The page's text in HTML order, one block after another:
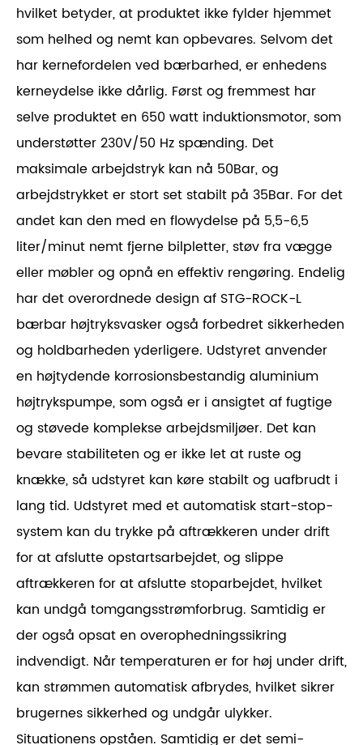
hvilket betyder, at produktet ikke fylder hjemmet
som helhed og nemt kan opbevares. Selvom det
har kernefordelen ved bærbarhed, er enhedens
kerneydelse ikke dårlig. Først og fremmest har
selve produktet en 650 watt induktionsmotor, som
understøtter 230V/50 Hz spænding. Det
maksimale arbejdstryk kan nå 50Bar, og
arbejdstrykket er stort set stabilt på 35Bar. For det
andet kan den med en flowydelse på 5,5-6,5
liter/minut nemt fjerne bilpletter, støv fra vægge
eller møbler og opnå en effektiv rengøring. Endelig
har det overordnede design af STG-ROCK-L
bærbar højtryksvasker også forbedret sikkerheden
og holdbarheden yderligere. Udstyret anvender
en højtydende korrosionsbestandig aluminium
højtrykspumpe, som også er i ansigtet af fugtige
og støvede komplekse arbejdsmiljøer. Det kan
bevare stabiliteten og er ikke let at ruste og
knække, så udstyret kan køre stabilt og uafbrudt i
lang tid. Udstyret med et automatisk start-stop-
system kan du trykke på aftrækkeren under drift
for at afslutte opstartsarbejdet, og slippe
aftrækkeren for at afslutte stoparbejdet, hvilket
kan undgå tomgangsstrømforbrug. Samtidig er
der også opsat en overophedningssikring
indvendigt. Når temperaturen er for høj under drift,
kan strømmen automatisk afbrydes, hvilket sikrer
brugernes sikkerhed og undgår ulykker.
Situationens opståen. Samtidig er det semi-